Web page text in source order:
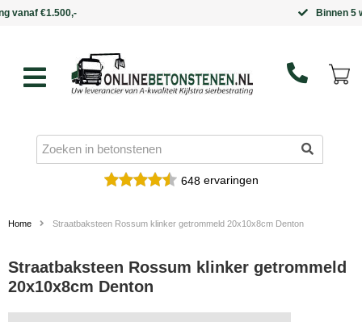
648ervaringen
Home Straatbaksteen Rossum klinker getrommeld 20x10x8cm Denton
Straatbaksteen Rossum klinker getrommeld
20x10x8cm Denton